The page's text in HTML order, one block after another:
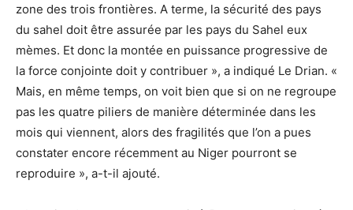
zone des trois frontières. A terme, la sécurité des pays
du sahel doit être assurée par les pays du Sahel eux
mèmes. Et donc la montée en puissance progressive de
la force conjointe doit y contribuer », a indiqué Le Drian. «
Mais, en même temps, on voit bien que si on ne regroupe
pas les quatre piliers de manière déterminée dans les
mois qui viennent, alors des fragilités que l’on a pues
constater encore récemment au Niger pourront se
reproduire », a-t-il ajouté.